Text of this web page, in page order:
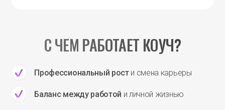
С ЧЕМ РАБОТАЕТ КОУЧ?
Профессиональный рости смена карьеры
Баланс между работой и личной жизнью